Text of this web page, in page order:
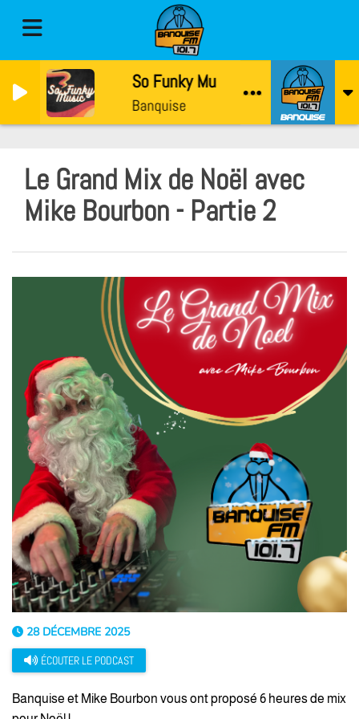
So Funky Music avec Gaetan
Banquise
Le Grand Mix de Noël avec
Mike Bourbon - Partie 2
28 DÉCEMBRE 2025
ÉCOUTER LE PODCAST
Banquise et Mike Bourbon vous ont proposé 6 heures de mix